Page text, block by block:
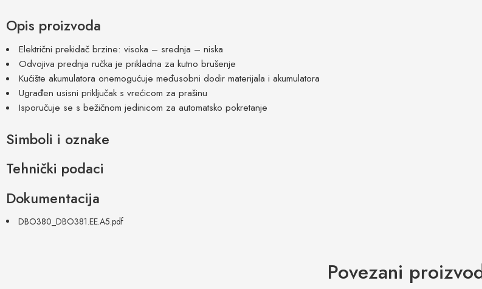
Opis proizvoda
Električni prekidač brzine: visoka – srednja – niska
Odvojiva prednja ručka je prikladna za kutno brušenje
Kućište akumulatora onemogućuje međusobni dodir materijala i akumulatora
Ugrađen usisni priključak s vrećicom za prašinu
Isporučuje se s bežičnom jedinicom za automatsko pokretanje
Simboli i oznake
Tehnički podaci
Dokumentacija
DBO380_DBO381.EE.A5.pdf
Povezani